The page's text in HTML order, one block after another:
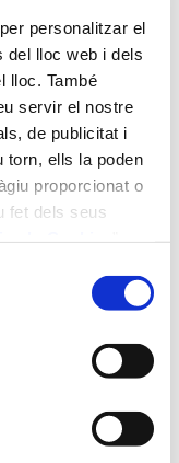
personalitzar el
del lloc web i dels
lloc. També
servir el nostre
de publicitat i
torn, ells la poden
proporcionat o
fet dels seus
GESTIÓ DE